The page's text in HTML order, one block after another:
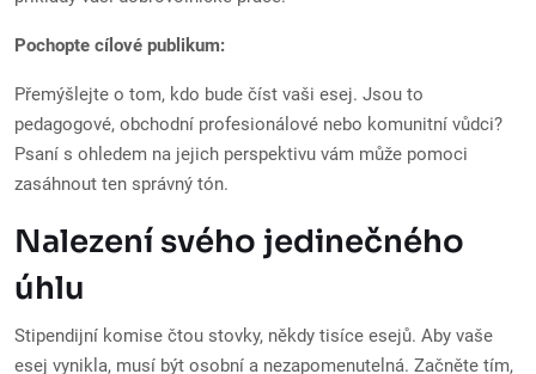
Pochopte cílové publikum:
Přemýšlejte o tom, kdo bude číst vaši esej. Jsou to
pedagogové, obchodní profesionálové nebo komunitní vůdci?
Psaní s ohledem na jejich perspektivu vám může pomoci
zasáhnout ten správný tón.
Nalezení svého jedinečného
úhlu
Stipendijní komise čtou stovky, někdy tisíce esejů. Aby vaše
esej vynikla, musí být osobní a nezapomenutelná. Začněte tím,